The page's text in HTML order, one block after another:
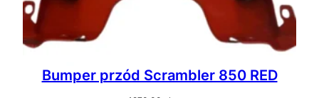
Bumper przód Scrambler 850 RED